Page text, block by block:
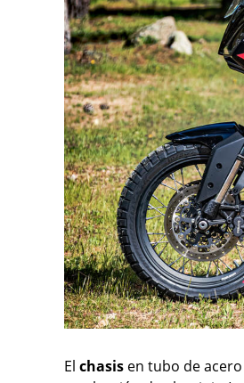
El chasis en tubo de